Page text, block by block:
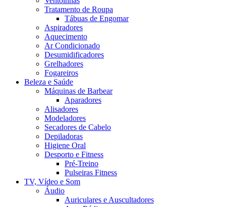
Tratamento de Roupa
Tábuas de Engomar
Aspiradores
Aquecimento
Ar Condicionado
Desumidificadores
Grelhadores
Fogareiros
Beleza e Saúde
Máquinas de Barbear
Aparadores
Alisadores
Modeladores
Secadores de Cabelo
Depiladoras
Higiene Oral
Desporto e Fitness
Pré-Treino
Pulseiras Fitness
TV, Vídeo e Som
Áudio
Auriculares e Auscultadores